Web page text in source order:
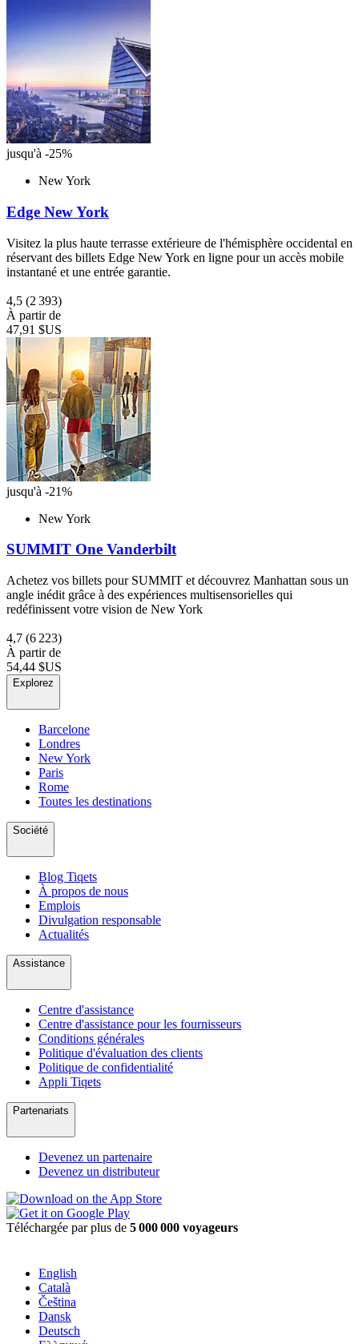
jusqu'à -25%
New York
Edge New York
Visitez la plus haute terrasse extérieure de l'hémisphère occidental en
réservant des billets Edge New York en ligne pour un accès mobile
instantané et une entrée garantie.
4,5 (2 393)
À partir de
47,91 $US
jusqu'à -21%
New York
SUMMIT One Vanderbilt
Achetez vos billets pour SUMMIT et découvrez Manhattan sous un
angle inédit grâce à des expériences multisensorielles qui
redéfinissent votre vision de New York
4,7 (6 223)
À partir de
54,44 $US
Explorez
Barcelone
Londres
New York
Paris
Rome
Toutes les destinations
Société
Blog Tiqets
À propos de nous
Emplois
Divulgation responsable
Actualités
Assistance
Centre d'assistance
Centre d'assistance pour les fournisseurs
Conditions générales
Politique d'évaluation des clients
Politique de confidentialité
Appli Tiqets
Partenariats
Devenez un partenaire
Devenez un distributeur
Téléchargée par plus de 5 000 000 voyageurs
English
Català
Čeština
Dansk
Deutsch